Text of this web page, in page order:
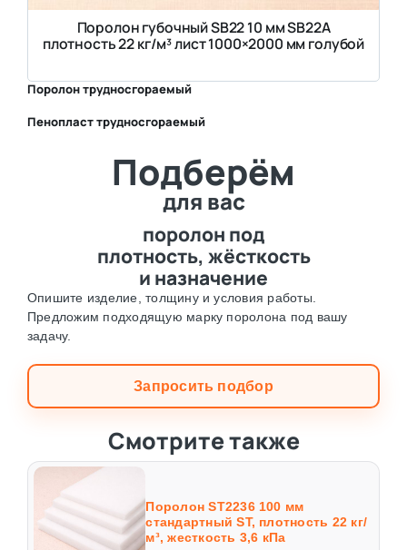
Поролон губочный SB22 10 мм SB22A
плотность 22 кг/м³ лист 1000×2000 мм голубой
Поролон трудносгораемый
Пенопласт трудносгораемый
Подберём
для вас
поролон под
плотность, жёсткость
и назначение
Опишите изделие, толщину и условия работы.
Предложим подходящую марку поролона под вашу
задачу.
Запросить подбор
Смотрите также
Поролон ST2236 100 мм
стандартный ST, плотность 22 кг/
м³, жесткость 3,6 кПа